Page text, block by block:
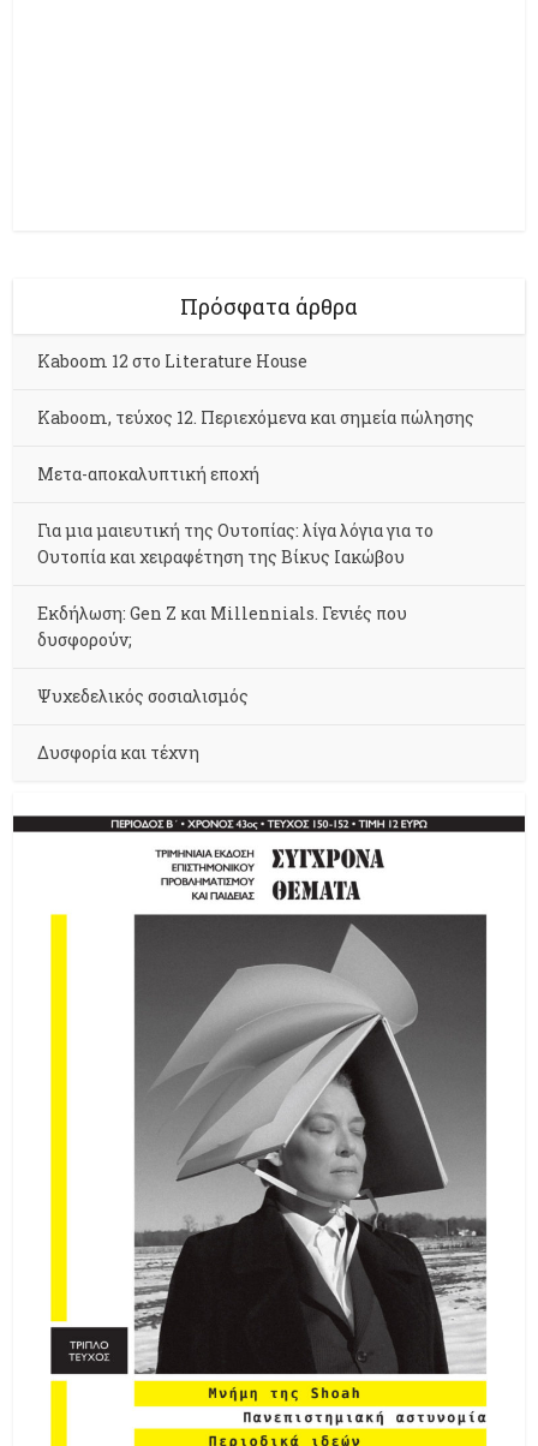
Πρόσφατα άρθρα
Kaboom 12 στο Literature House
Kaboom, τεύχος 12. Περιεχόμενα και σημεία πώλησης
Μετα-αποκαλυπτική εποχή
Για μια μαιευτική της Ουτοπίας: λίγα λόγια για το
Ουτοπία και χειραφέτηση της Βίκυς Ιακώβου
Εκδήλωση: Gen Z και Millennials. Γενιές που
δυσφορούν;
Ψυχεδελικός σοσιαλισμός
Δυσφορία και τέχνη